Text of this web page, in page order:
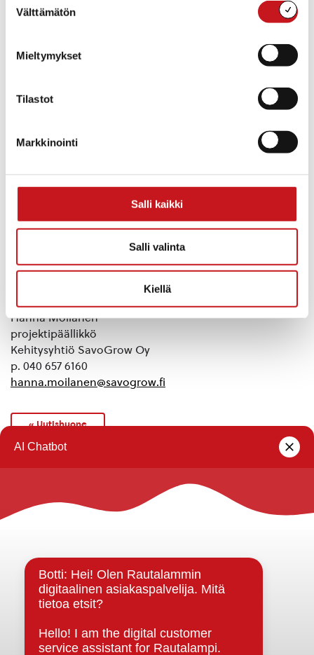
valinta
Välttämätön
Mieltymykset
Tilastot
Markkinointi
Salli kaikki
Salli valinta
Kiellä
Pohjois-Savon liitto vastaa jatkossa tilastollisen
laadullisen monipaikkaisuustiedon keräämiseen omista
tarpeistaan ja lähtökohdistaan käsin. Laadullisen tiedon
tsekkilista.
keräämisen mallista löytyy tästä verkkoartikkelista:
https://www.savogrow.fi/2025/07/22/pohjois-savossa-
Hanna Moilanen
projektipäällikkö
Kehitysyhtiö SavoGrow Oy
p. 040 657 6160
hanna.moilanen@savogrow.fi
« Uutishuone
Rautalammin kunta
Strategiat, ohjelmat, ohjeet, suunnitelmat, säännöt ja
sopimukset
Asiakirjajulkisuuskuvaus
Evästeet
Saavutettavuusseloste